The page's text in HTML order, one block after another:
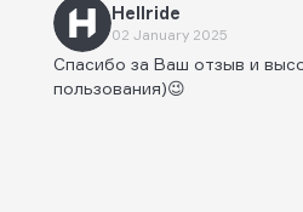
Hellride
02 January 2025
Спасибо за Ваш отзыв и
пользования)😉